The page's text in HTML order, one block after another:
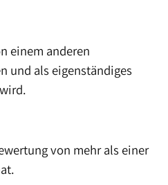
einem anderen
und als eigenständiges
von mehr als einer